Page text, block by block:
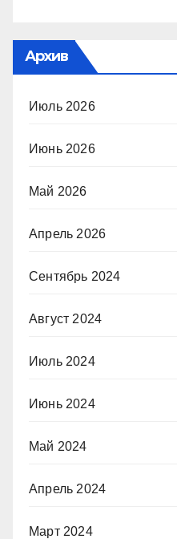
Архив
Июль 2026
Июнь 2026
Май 2026
Апрель 2026
Сентябрь 2024
Август 2024
Июль 2024
Июнь 2024
Май 2024
Апрель 2024
Март 2024